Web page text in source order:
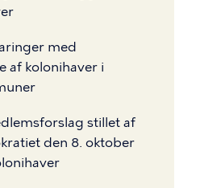
med
af kolonihaver i
stillet af
den 8. oktober